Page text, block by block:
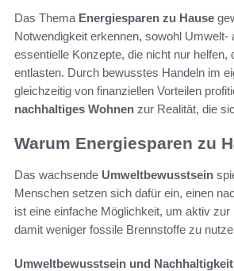
Das Thema Energiesparen zu Hause
Notwendigkeit erkennen, sowohl
essentielle Konzepte, die nicht nur
entlasten. Durch bewusstes Handeln im
gleichzeitig von finanziellen Vorteilen
nachhaltiges Wohnen zur Realität, die
Warum Energiesparen zu
Das wachsende Umweltbewusstsein
Menschen setzen sich dafür ein, einen
ist eine einfache Möglichkeit, um aktiv
damit weniger fossile Brennstoffe zu
Umweltbewusstsein und Nachhaltigkeit